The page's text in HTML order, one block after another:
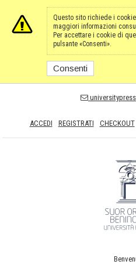
Questo sito richiede i
maggiori informazioni
Per accettare i cookie di
pulsante «Consenti».
Consenti
ACCEDI REGISTRATI CHECKOUT